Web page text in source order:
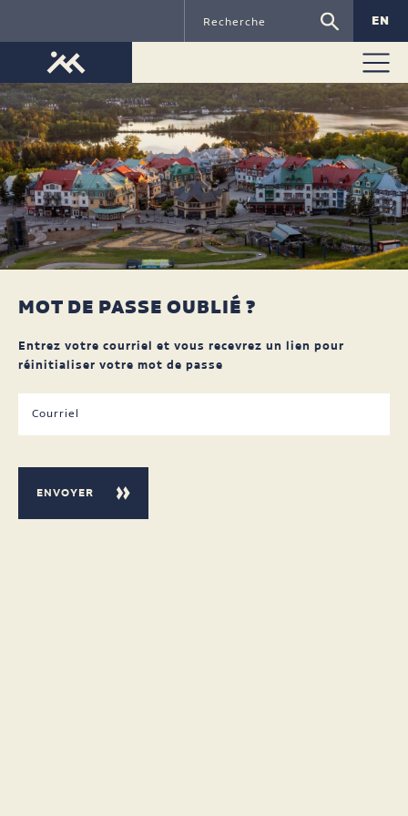
EN
MOT DE PASSE OUBLIÉ ?
Entrez votre courriel et vous recevrez un lien pour
réinitialiser votre mot de passe